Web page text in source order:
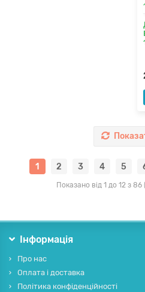
1 2 3 4 5
Показано від 1 до 12 з 86
Інформація
Про нас
Оплата і доставка
Політика конфіденційності